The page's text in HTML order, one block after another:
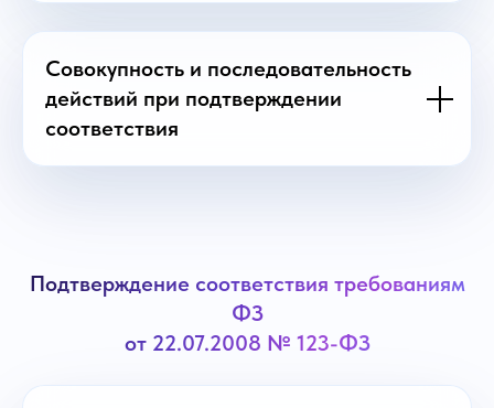
Совокупность и последовательность
действий при подтверждении
соответствия
Подтверждение соответствия требованиям
ФЗ
от 22.07.2008 № 123-ФЗ